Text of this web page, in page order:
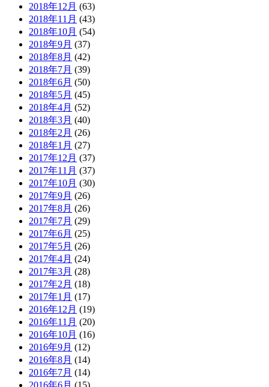
2018年12月 (63)
2018年11月 (43)
2018年10月 (54)
2018年9月 (37)
2018年8月 (42)
2018年7月 (39)
2018年6月 (50)
2018年5月 (45)
2018年4月 (52)
2018年3月 (40)
2018年2月 (26)
2018年1月 (27)
2017年12月 (37)
2017年11月 (37)
2017年10月 (30)
2017年9月 (26)
2017年8月 (26)
2017年7月 (29)
2017年6月 (25)
2017年5月 (26)
2017年4月 (24)
2017年3月 (28)
2017年2月 (18)
2017年1月 (17)
2016年12月 (19)
2016年11月 (20)
2016年10月 (16)
2016年9月 (12)
2016年8月 (14)
2016年7月 (14)